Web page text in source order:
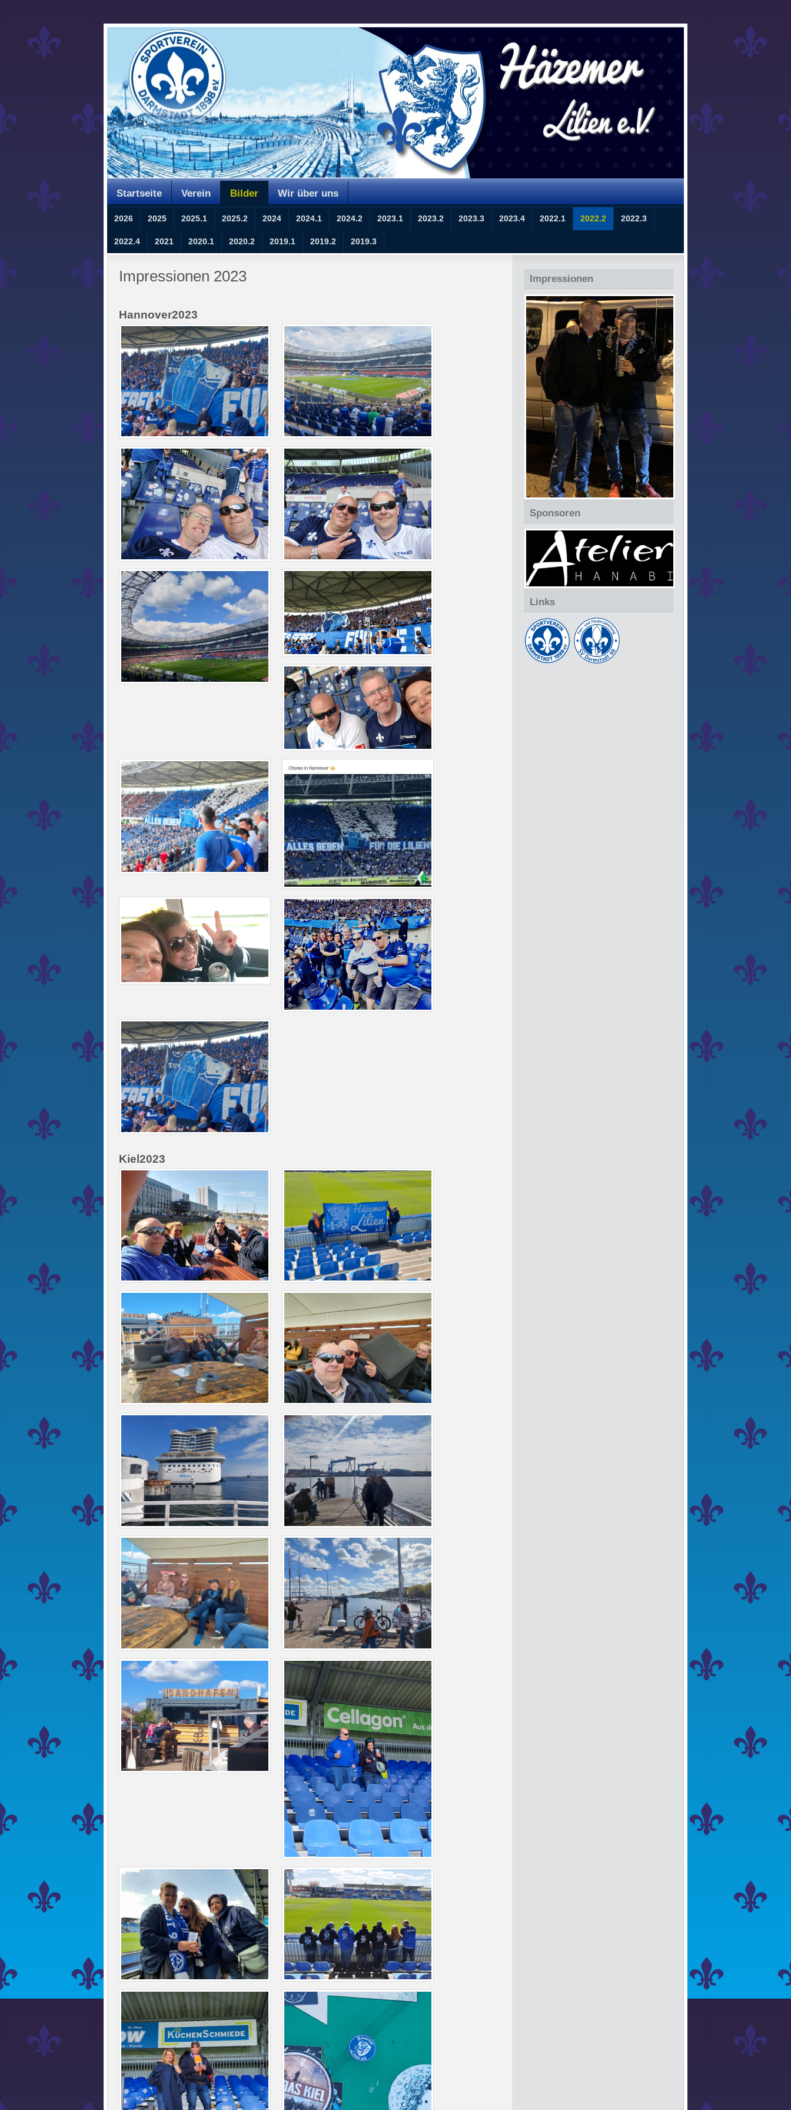
Startseite Verein Bilder Wir über uns
2026 2025 2025.1 2025.2 2024 2024.1 2024.2 2023.1 2023.2 2023.3 2023.4 2022.1 2022.2 2022.3
2022.4 2021 2020.1 2020.2 2019.1 2019.2 2019.3
Impressionen 2023
Hannover2023
Kiel2023
Impressionen
Sponsoren
Links